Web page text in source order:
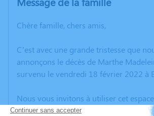
Chère famille, chers amis,
C’est avec une grande tristesse que
annonçons le décès de Marthe
survenu le vendredi 18 février 2022 à
Nous vous invitons à utiliser cet
vos condoléances, partager des photos